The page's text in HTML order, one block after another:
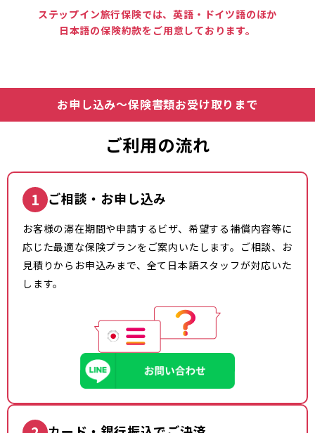
ステップイン旅行保険では、英語・ドイツ語のほか
日本語の保険約款をご用意しております。
お申し込み～保険書類お受け取りまで
ご利用の流れ
1 ご相談・お申し込み
お客様の滞在期間や申請するビザ、希望する補償内容等に
応じた最適な保険プランをご案内いたします。ご相談、お
見積りからお申込みまで、全て日本語スタッフが対応いた
します。